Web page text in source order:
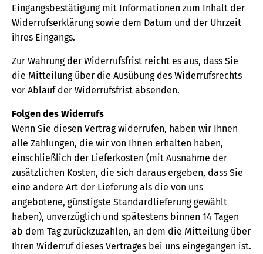
Eingangsbestätigung mit Informationen zum Inhalt der
Widerrufserklärung sowie dem Datum und der Uhrzeit
ihres Eingangs.
Zur Wahrung der Widerrufsfrist reicht es aus, dass Sie
die Mitteilung über die Ausübung des Widerrufsrechts
vor Ablauf der Widerrufsfrist absenden.
Folgen des Widerrufs
Wenn Sie diesen Vertrag widerrufen, haben wir Ihnen
alle Zahlungen, die wir von Ihnen erhalten haben,
einschließlich der Lieferkosten (mit Ausnahme der
zusätzlichen Kosten, die sich daraus ergeben, dass Sie
eine andere Art der Lieferung als die von uns
angebotene, günstigste Standardlieferung gewählt
haben), unverzüglich und spätestens binnen 14 Tagen
ab dem Tag zurückzuzahlen, an dem die Mitteilung über
Ihren Widerruf dieses Vertrages bei uns eingegangen ist.